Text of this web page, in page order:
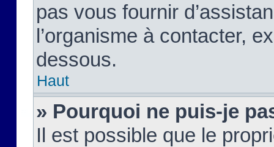
pas vous fournir
l’organisme à contacter,
dessous.
Haut
» Pourquoi ne puis-je
Il est possible que le